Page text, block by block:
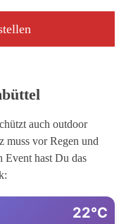
auch outdoor
muss vor Regen und
Event hast Du das
22°C